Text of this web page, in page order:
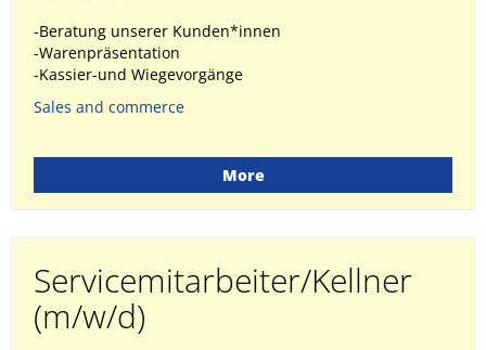
-Beratung unserer Kunden*innen
-Warenpräsentation
-Kassier-und Wiegevorgänge
Sales and commerce
More
Servicemitarbeiter/Kellner
(m/w/d)